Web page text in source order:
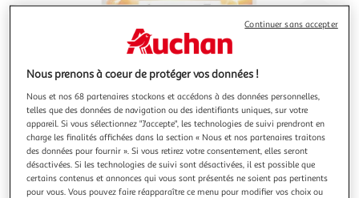
d'aide
à
Nous prenons à coeur de protéger vos données !
Nous et nos 68 partenaires stockons et accédons à des données personnelles,
telles que des données de navigation ou des identifiants uniques, sur votre
appareil. Si vous sélectionnez "J'accepte", les technologies de suivi prendront en
charge les finalités affichées dans la section « Nous et nos partenaires traitons
des données pour fournir ». Si vous retirez votre consentement, elles seront
désactivées. Si les technologies de suivi sont désactivées, il est possible que
certains contenus et annonces qui vous sont présentés ne soient pas pertinents
pour vous. Vous pouvez faire réapparaître ce menu pour modifier vos choix ou
Continuer sans accepter